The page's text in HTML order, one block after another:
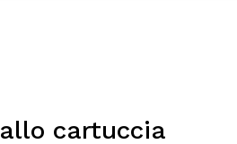
cartuccia